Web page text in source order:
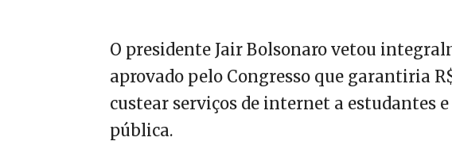
O presidente Jair Bolsonaro vetou
aprovado pelo Congresso que garantiria
custear serviços de internet a estudantes e
pública.